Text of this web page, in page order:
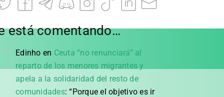
está comentando…
Edinho en Ceuta “no renunciará” al
reparto de los menores migrantes y
apela a la solidaridad del resto de
comunidades: “Porque el objetivo es ir